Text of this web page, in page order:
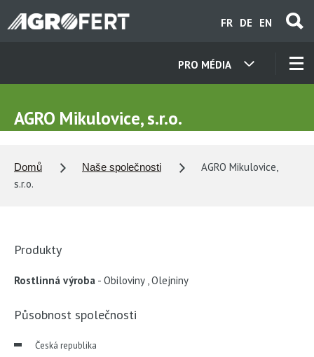
EN
DE
FR
PRO MÉDIA
KONTAKTY
AKTUALITY
AGRO Mikulovice, s.r.o.
Domů Naše společnosti
AGRO Mikulovice,
s.r.o.
Produkty
Rostlinná výroba Obiloviny ,Olejniny
Působnost společnosti
Česká republika